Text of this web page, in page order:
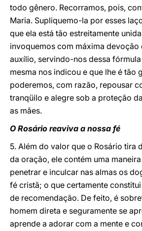
todo gênero. Recorramos, pois,
Maria. Supliquemo-la por esses
que ela está tão estreitamente
invoquemos com máxima devoção
auxílio, servindo-nos dessa
mesma nos indicou e que lhe é tão
poderemos, com razão, repousar
tranqüilo e alegre sob a proteção
as mães.
O Rosário reaviva a nossa fé
5. Além do valor que o Rosário tira
da oração, ele contém uma
penetrar e inculcar nas almas os
fé cristã; o que certamente
de recomendação. De feito, é
homem direta e seguramente se
aprende a adorar com a mente e